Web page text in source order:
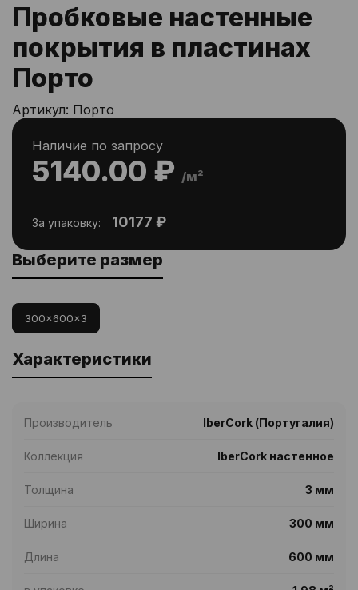
Пробковые настенные
покрытия в пластинах
Порто
Артикул: Порто
5140.00 ₽ /м²
Наличие по запросу
За упаковку: 10177 ₽
Выберите размер
300x600x3
Характеристики
Производитель IberCork (Португалия)
Коллекция IberCork настенное
Толщина 3 мм
Ширина 300 мм
Длина 600 мм